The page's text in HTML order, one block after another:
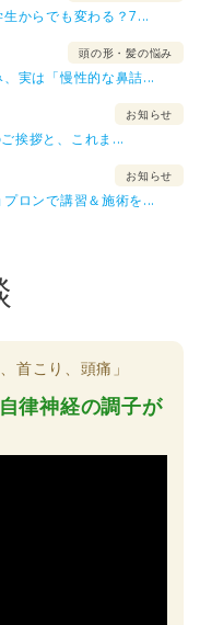
からでも変わる？7...
頭の形・髪の悩み
実は「慢性的な鼻詰...
お知らせ
挨拶と、これま...
お知らせ
ロンで講習＆施術を...
こり、頭痛」
律神経の調子が